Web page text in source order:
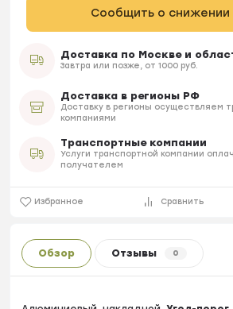
Сообщить о снижении
Доставка по Москве и
Завтра или позже, от 1000 руб.
Доставка в регионы РФ
Доставку в регионы осуществляем
компаниями
Транспортные компании
Услуги транспортной компании
получателем
Избранное Сравнить
Обзор Отзывы 0